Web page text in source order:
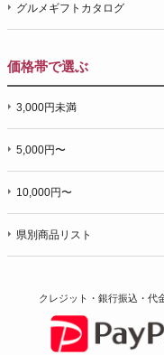
グルメギフトカタログ
価格帯で選ぶ
3,000円未満
5,000円〜
10,000円〜
県別商品リスト
クレジット・銀行振込・代